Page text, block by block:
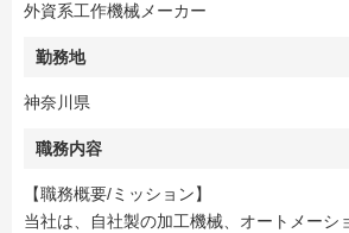
外資系工作機械メーカー
勤務地
神奈川県
職務内容
【職務概要/ミッション】
当社は、自社製の加工機械、オートメーシ